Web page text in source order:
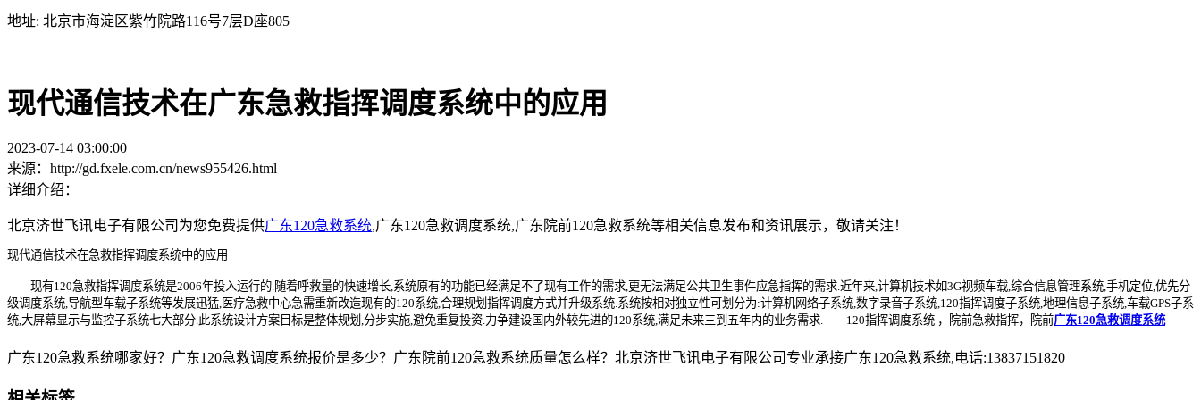
地址: 北京市海淀区紫竹院路116号7层D座805
现代通信技术在广东急救指挥调度系统中的应用
2023-07-14 03:00:00
来源：http://gd.fxele.com.cn/news955426.html
详细介绍：
北京济世飞讯电子有限公司为您免费提供广东120急救系统,广东120急救调度系统,广东院前120急救系统等相关信息发布和资讯展示，敬请关注！
现代通信技术在急救指挥调度系统中的应用
现有120急救指挥调度系统是2006年投入运行的.随着呼救量的快速增长,系统原有的功能已经满足不了现有工作的需求,更无法满足公共卫生事件应急指挥的需求.近年来,计算机技术如3G视频车载,综合信息管理系统,手机定位,优先分
级调度系统,导航型车载子系统等发展迅猛,医疗急救中心急需重新改造现有的120系统,合理规划指挥调度方式并升级系统.系统按相对独立性可划分为:计算机网络子系统,数字录音子系统,120指挥调度子系统,地理信息子系统,车载GPS子系
统,大屏幕显示与监控子系统七大部分.此系统设计方案目标是整体规划,分步实施,避免重复投资.力争建设国内外较先进的120系统,满足未来三到五年内的业务需求. 120指挥调度系统 ，院前急救指挥，院前广东120急救调度系统
广东120急救系统哪家好？广东120急救调度系统报价是多少？广东院前120急救系统质量怎么样？北京济世飞讯电子有限公司专业承接广东120急救系统,电话:13837151820